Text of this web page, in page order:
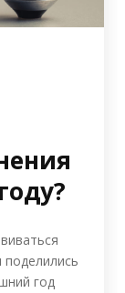
поделились
год